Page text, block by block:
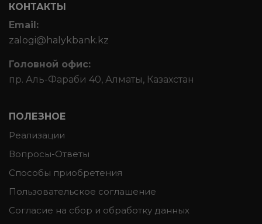
КОНТАКТЫ
Email:
zalogi@halykbank.kz
Головной офис:
пр. Аль-Фараби 40, Алматы, Казахстан
ПОЛЕЗНОЕ
Реализации
Вопросы-Ответы
Способы приобретения
Пользовательское соглашение
Согласие на сбор и обработку данных